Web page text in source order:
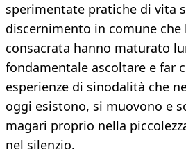
sperimentate pratiche di vita
discernimento in comune
consacrata hanno maturato
fondamentale ascoltare e far
esperienze di sinodalità che
oggi esistono, si muovono e
magari proprio nella
nel silenzio.